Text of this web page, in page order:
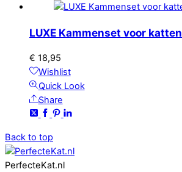
LUXE Kammenset voor katten
€ 18,95
Wishlist
Quick Look
Share
Back to top
PerfecteKat.nl